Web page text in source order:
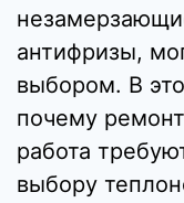
антифризы,
выбором. В
почему
работа
выбору